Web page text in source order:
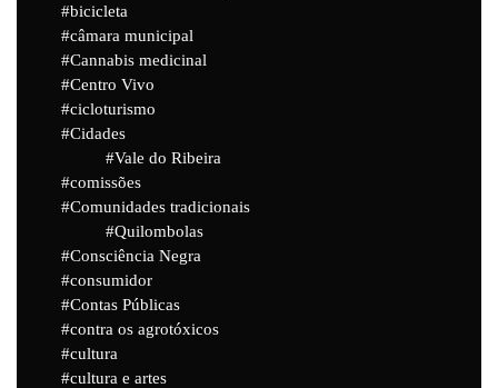
bicicleta
câmara municipal
Cannabis medicinal
Centro Vivo
cicloturismo
Cidades
Vale do Ribeira
comissões
Comunidades tradicionais
Quilombolas
Consciência Negra
consumidor
Contas Públicas
contra os agrotóxicos
cultura
cultura e artes